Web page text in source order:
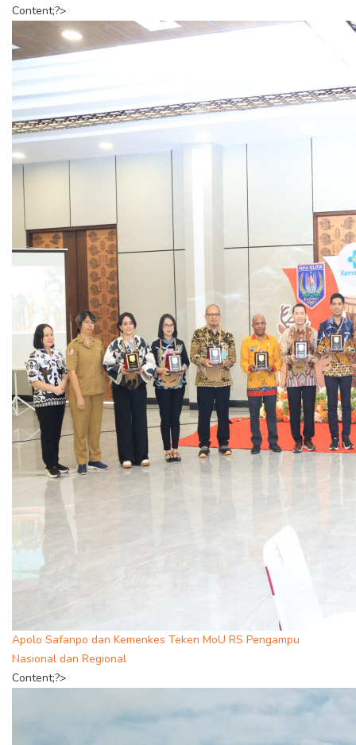
Content;?>
Apolo Safanpo dan Kemenkes Teken MoU RS Pengampu
Nasional dan Regional
Content;?>